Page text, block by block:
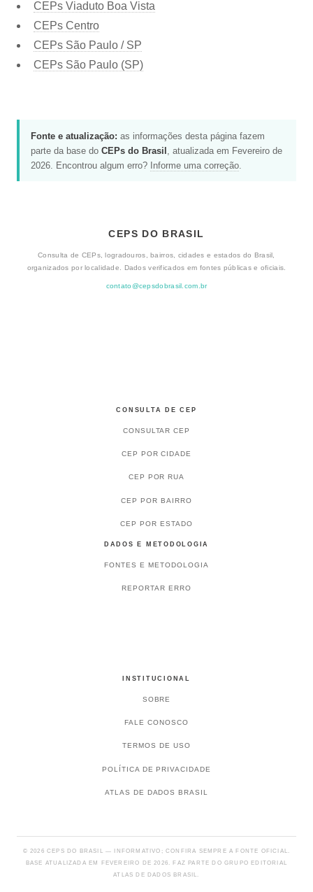
CEPs Viaduto Boa Vista
CEPs Centro
CEPs São Paulo / SP
CEPs São Paulo (SP)
Fonte e atualização: as informações desta página fazem
parte da base do CEPs do Brasil , atualizada em Fevereiro de
2026. Encontrou algum erro? Informe uma correção
CEPS DO BRASIL
Consulta de CEPs, logradouros, bairros, cidades e estados do Brasil,
organizados por localidade. Dados verificados em fontes públicas e oficiais.
contato@cepsdobrasil.com.br
CONSULTA DE CEP
CONSULTAR CEP
CEP POR CIDADE
CEP POR RUA
CEP POR BAIRRO
CEP POR ESTADO
DADOS E METODOLOGIA
FONTES E METODOLOGIA
REPORTAR ERRO
INSTITUCIONAL
SOBRE
FALE CONOSCO
TERMOS DE USO
POLÍTICA DE PRIVACIDADE
ATLAS DE DADOS BRASIL
© 2026 CEPS DO BRASIL — INFORMATIVO; CONFIRA SEMPRE A FONTE OFICIAL.
BASE ATUALIZADA EM FEVEREIRO DE 2026. FAZ PARTE DO GRUPO EDITORIAL
ATLAS DE DADOS BRASIL.